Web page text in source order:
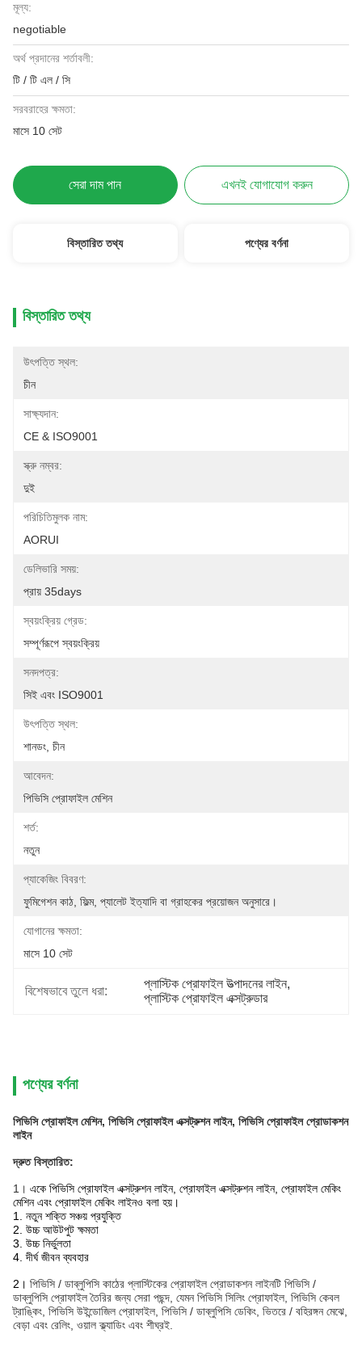
মূল্য:
negotiable
অর্থ প্রদানের শর্তাবলী:
টি / টি এল / সি
সরবরাহের ক্ষমতা:
মাসে 10 সেট
সেরা দাম পান এখনই যোগাযোগ করুন
বিস্তারিত তথ্য পণ্যের বর্ণনা
বিস্তারিত তথ্য
উৎপত্তি স্থল:
চীন
সাক্ষ্যদান:
CE & ISO9001
স্ক্রু নম্বর:
দুই
পরিচিতিমুলক নাম:
AORUI
ডেলিভারি সময়:
প্রায় 35days
স্বয়ংক্রিয় গ্রেড:
সম্পূর্ণরূপে স্বয়ংক্রিয়
সনদপত্র:
সিই এবং ISO9001
উৎপত্তি স্থল:
শানডং, চীন
আবেদন:
পিভিসি প্রোফাইল মেশিন
শর্ত:
নতুন
প্যাকেজিং বিবরণ:
ফুমিগেশন কাঠ, ফিল্ম, প্যালেট ইত্যাদি বা গ্রাহকের প্রয়োজন অনুসারে।
যোগানের ক্ষমতা:
মাসে 10 সেট
বিশেষভাবে তুলে ধরা:
প্লাস্টিক প্রোফাইল উত্পাদনের লাইন,
প্লাস্টিক প্রোফাইল এক্সট্রুডার
পণ্যের বর্ণনা
পিভিসি প্রোফাইল মেশিন, পিভিসি প্রোফাইল এক্সট্রুশন লাইন, পিভিসি প্রোফাইল প্রোডাকশন
লাইন
দ্রুত বিস্তারিত:
1। একে পিভিসি প্রোফাইল এক্সট্রুশন লাইন, প্রোফাইল এক্সট্রুশন লাইন, প্রোফাইল মেকিং
মেশিন এবং প্রোফাইল মেকিং লাইনও বলা হয়।
1. নতুন শক্তি সঞ্চয় প্রযুক্তি
2. উচ্চ আউটপুট ক্ষমতা
3. উচ্চ নির্ভুলতা
4. দীর্ঘ জীবন ব্যবহার
2। পিভিসি / ডাব্লুপিসি কাঠের প্লাস্টিকের প্রোফাইল প্রোডাকশন লাইনটি পিভিসি /
ডাব্লুপিসি প্রোফাইল তৈরির জন্য সেরা পছন্দ, যেমন পিভিসি সিলিং প্রোফাইল, পিভিসি কেবল
ট্রাঙ্কিং, পিভিসি উইন্ডোজিল প্রোফাইল, পিভিসি / ডাব্লুপিসি ডেকিং, ভিতরে / বহিরঙ্গন মেঝে,
বেড়া এবং রেলিং, ওয়াল ক্ল্যাডিং এবং শীঘ্রই.